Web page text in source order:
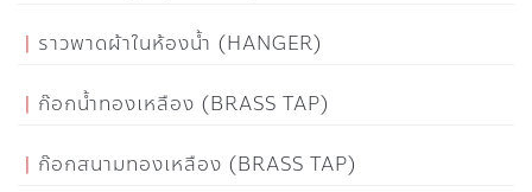
ราวพาดผ้าในห้องน้ำ (HANGER)
ก๊อกน้ำทองเหลือง (BRASS TAP)
ก๊อกสนามทองเหลือง (BRASS TAP)